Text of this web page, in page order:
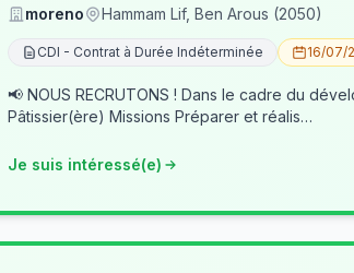
moreno Hammam Lif, Ben Arous (2050)
CDI - Contrat à Durée Indéterminée 16/07/
📢 NOUS RECRUTONS ! Dans le cadre du développement de notre activité, nous recherchons des professionnels passionnés pour rejoindre notre équipe. 👨‍🍳
Pâtissier(ère) Missions Préparer et réalis…
Je suis intéressé(e)